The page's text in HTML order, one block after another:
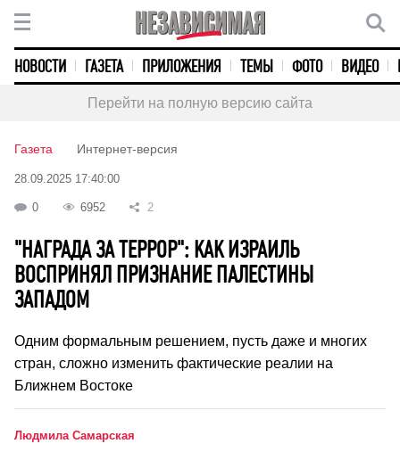
НОВОСТИ ГАЗЕТА ПРИЛОЖЕНИЯ ТЕМЫ ФОТО ВИДЕО
Перейти на полную версию сайта
Газета Интернет-версия
28.09.2025 17:40:00
0 6952 2
"НАГРАДА ЗА ТЕРРОР": КАК ИЗРАИЛЬ
ВОСПРИНЯЛ ПРИЗНАНИЕ ПАЛЕСТИНЫ
ЗАПАДОМ
Одним формальным решением, пусть даже и многих
стран, сложно изменить фактические реалии на
Ближнем Востоке
Людмила Самарская